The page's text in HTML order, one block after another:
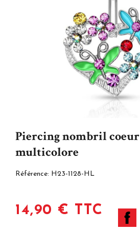
Piercing nombril coeur
multicolore
Référence: H23-1128-HL
14,90 € TTC